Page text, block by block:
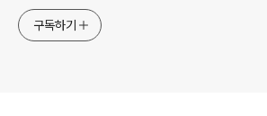
구독하기